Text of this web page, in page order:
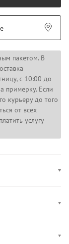
пакетом. В
с 10:00 до
примерку. Если
курьеру до того
от всех
услугу